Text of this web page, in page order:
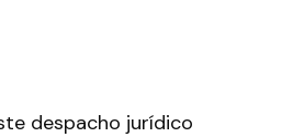
despacho jurídico